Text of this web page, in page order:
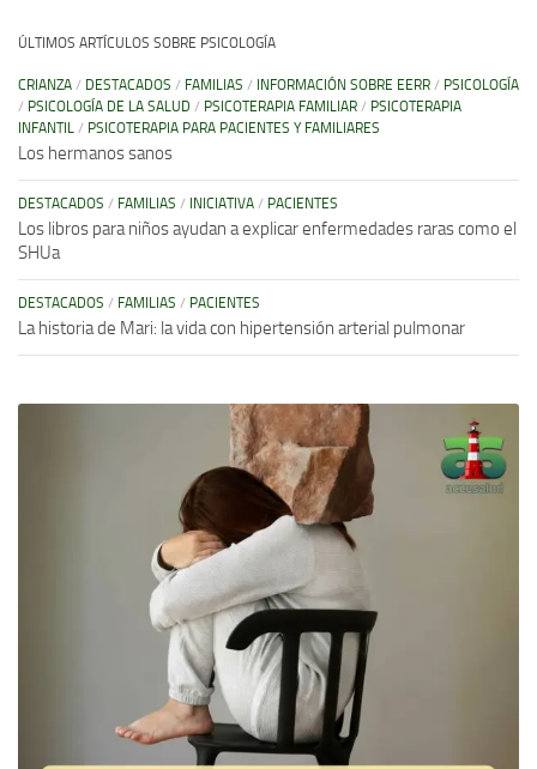
ÚLTIMOS ARTÍCULOS SOBRE PSICOLOGÍA
CRIANZA / DESTACADOS / FAMILIAS / INFORMACIÓN SOBRE EERR / PSICOLOGÍA
/ PSICOLOGÍA DE LA SALUD / PSICOTERAPIA FAMILIAR / PSICOTERAPIA
INFANTIL / PSICOTERAPIA PARA PACIENTES Y FAMILIARES
Los hermanos sanos
DESTACADOS / FAMILIAS / INICIATIVA / PACIENTES
Los libros para niños ayudan a explicar enfermedades raras como el
SHUa
DESTACADOS / FAMILIAS / PACIENTES
La historia de Mari: la vida con hipertensión arterial pulmonar